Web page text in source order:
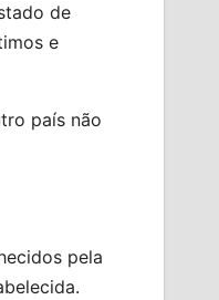
de
e
país não
pela